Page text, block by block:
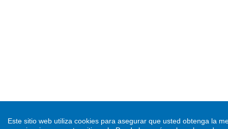
Este sitio web utiliza cookies para asegurar que usted obtenga la